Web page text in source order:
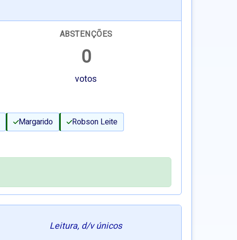
ABSTENÇÕES
0
votos
Margarido
Robson Leite
Leitura, d/v únicos